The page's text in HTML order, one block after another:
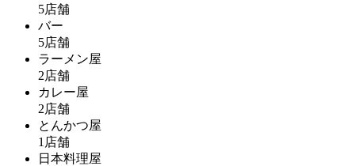
5店舗
バー
5店舗
ラーメン屋
2店舗
カレー屋
2店舗
とんかつ屋
1 店舗
日本料理屋